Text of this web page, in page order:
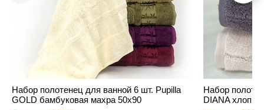
Набор полотенец для ванной 6 шт. Pupilla
GOLD бамбуковая махра 50х90
Набор
DIANA